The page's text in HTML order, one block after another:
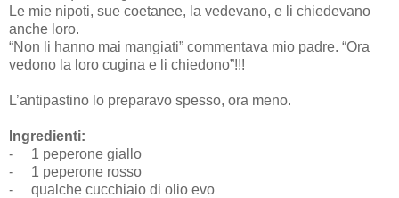
Le mie nipoti, sue coetanee, la vedevano, e li chiedevano
anche loro.
“Non li hanno mai mangiati” commentava mio padre. “Ora
vedono la loro cugina e li chiedono”!!!
L’antipastino lo preparavo spesso, ora meno.
Ingredienti:
-
1 peperone giallo
-
1 peperone rosso
-
qualche cucchiaio di olio evo